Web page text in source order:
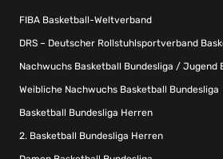
FIBA Basketball-Weltverband
DRS – Deutscher Rollstuhlsportverband
Nachwuchs Basketball Bundesliga / Jugend
Weibliche Nachwuchs Basketball Bundesliga
Basketball Bundesliga Herren
2. Basketball Bundesliga Herren